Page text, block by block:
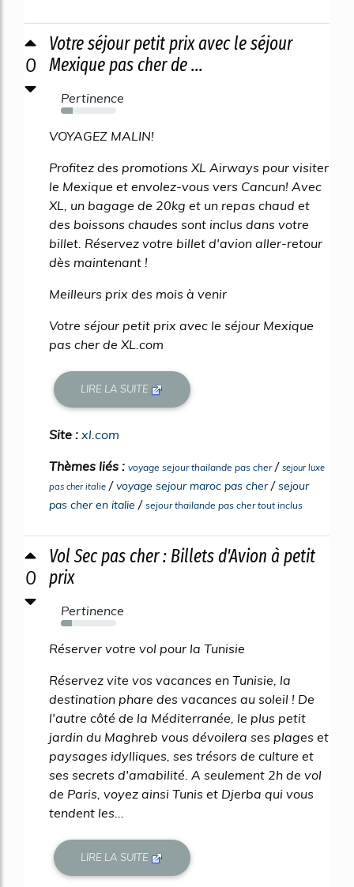
0
Votre séjour petit prix avec le séjour
Mexique pas cher de ...
Pertinence
21%
VOYAGEZ MALIN!
Profitez des promotions XL Airways pour visiter
le Mexique et envolez-vous vers Cancun! Avec
XL, un bagage de 20kg et un repas chaud et
des boissons chaudes sont inclus dans votre
billet. Réservez votre billet d'avion aller-retour
dès maintenant !
Meilleurs prix des mois à venir
Votre séjour petit prix avec le séjour Mexique
pas cher de XL.com
LIRE LA SUITE
Site : xl.com
Thèmes liés : voyage sejour thailande pas cher/ sejour luxe
pas cher italie /voyage sejour maroc pas cher/sejour
pas cher en italie / sejour thailande pas cher tout inclus
0
Vol Sec pas cher : Billets d'Avion à petit
prix
Pertinence
20%
Réserver votre vol pour la Tunisie
Réservez vite vos vacances en Tunisie, la
destination phare des vacances au soleil ! De
l'autre côté de la Méditerranée, le plus petit
jardin du Maghreb vous dévoilera ses plages et
paysages idylliques, ses trésors de culture et
ses secrets d'amabilité. A seulement 2h de vol
de Paris, voyez ainsi Tunis et Djerba qui vous
tendent les...
LIRE LA SUITE